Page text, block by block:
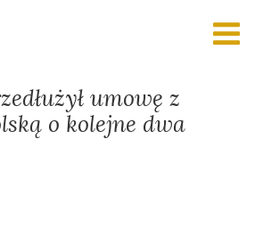
umowę z
o kolejne dwa